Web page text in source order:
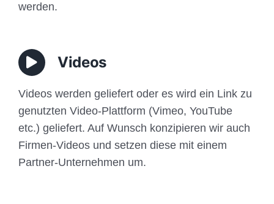
werden.
Videos
Videos werden geliefert oder es wird ein Link zu
genutzten Video-Plattform (Vimeo, YouTube
etc.) geliefert. Auf Wunsch konzipieren wir auch
Firmen-Videos und setzen diese mit einem
Partner-Unternehmen um.